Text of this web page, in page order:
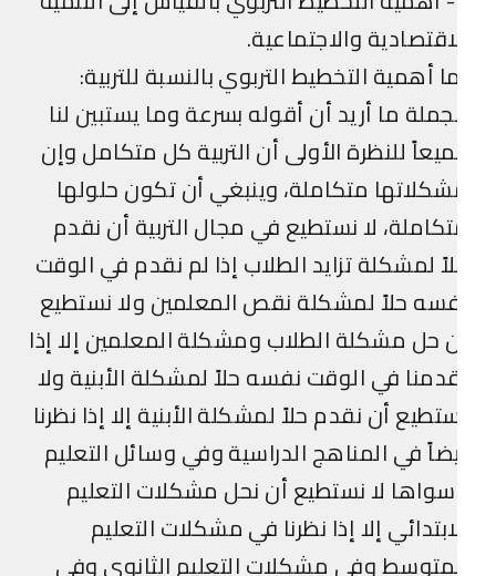
والاجتماعية.
أهمية التخطيط التربوي بالنسبة للتربية:
ما أريد أن أقوله بسرعة وما يستبين لنا
للنظرة الأولى أن التربية كل متكامل وإن
متكاملة، وينبغي أن تكون حلولها
لا نستطيع في مجال التربية أن نقدم
لمشكلة تزايد الطلاب إذا لم نقدم في الوقت
حلاً لمشكلة نقص المعلمين ولا نستطيع
حل مشكلة الطلاب ومشكلة المعلمين إلا إذا
في الوقت نفسه حلاً لمشكلة الأبنية ولا
أن نقدم حلاً لمشكلة الأبنية إلا إذا نظرنا
في المناهج الدراسية وفي وسائل التعليم
لا نستطيع أن نحل مشكلات التعليم
إلا إذا نظرنا في مشكلات التعليم
وفي مشكلات التعليم الثانوي وفي